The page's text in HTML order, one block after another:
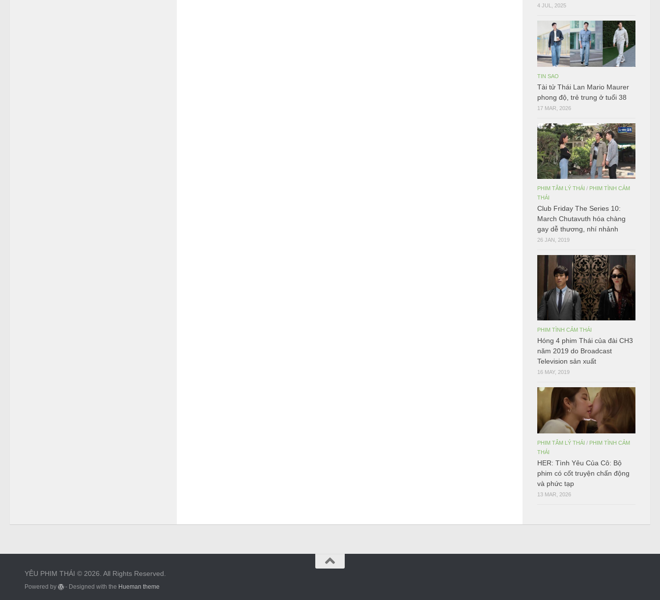
4 JUL, 2025
TIN SAO
Tài tử Thái Lan Mario Maurer
phong độ, trẻ trung ở tuổi 38
17 MAR, 2026
PHIM TÂM LÝ THÁI / PHIM TÌNH CẢM
THÁI
Club Friday The Series 10:
March Chutavuth hóa chàng
gay dễ thương, nhí nhảnh
26 JAN, 2019
PHIM TÌNH CẢM THÁI
Hóng 4 phim Thái của đài CH3
năm 2019 do Broadcast
Television sản xuất
16 MAY, 2019
PHIM TÂM LÝ THÁI / PHIM TÌNH CẢM
THÁI
HER: Tình Yêu Của Cô: Bộ
phim có cốt truyện chấn động
và phức tạp
13 MAR, 2026
YÊU PHIM THÁI © 2026. All Rights Reserved.
Powered by - Designed with the Hueman theme